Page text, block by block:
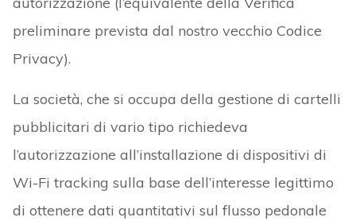
preliminare prevista dal nostro vecchio Codice
Privacy).
La società, che si occupa della gestione di cartelli
pubblicitari di vario tipo richiedeva
l’autorizzazione all’installazione di dispositivi di
Wi-Fi tracking sulla base dell’interesse legittimo
di ottenere dati quantitativi sul flusso pedonale